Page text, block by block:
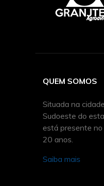
QUEM SOMOS
Situada na
Sudoeste do
está presente
20 anos.
Saiba mais